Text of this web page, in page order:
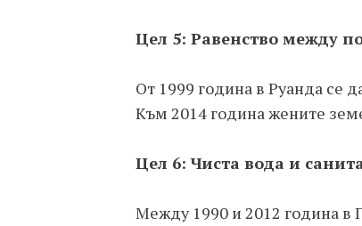
Цел 5: Равенство между
От 1999 година в Руанда се
Към 2014 година жените
Цел 6: Чиста вода и
Между 1990 и 2012 година в